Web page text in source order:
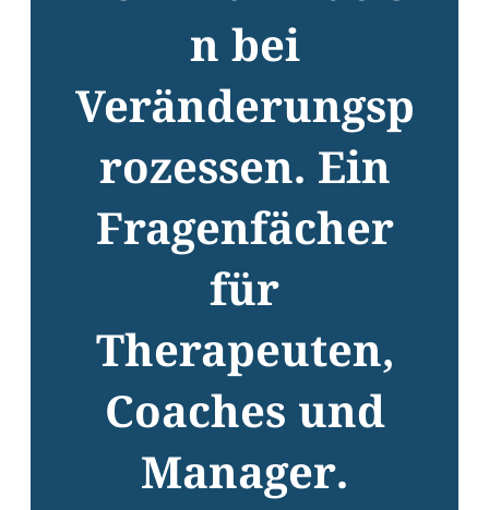
n bei
Veränderungsp
rozessen. Ein
Fragenfächer
für
Therapeuten,
Coaches und
Manager.